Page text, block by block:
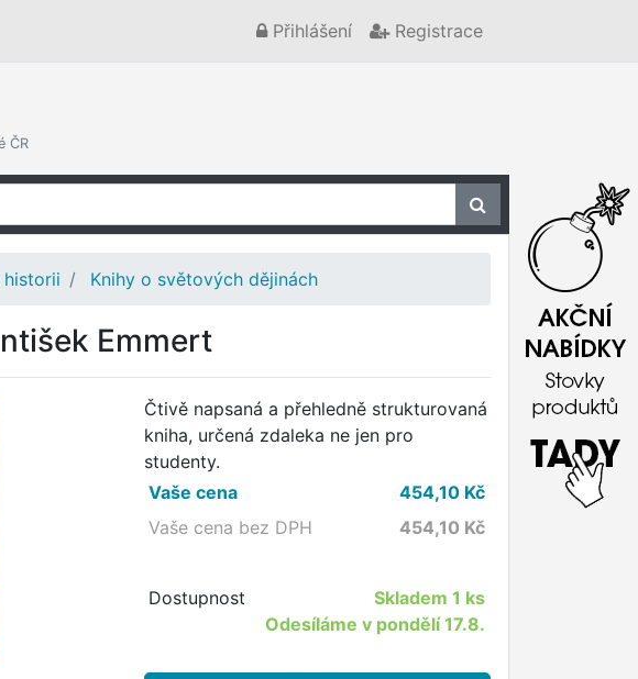
Přihlášení Registrace
ČR
historii Knihy o světových dějinách
Emmert
Čtivě napsaná a přehledně strukturovaná
kniha, určená zdaleka ne jen pro
studenty.
Vaše cena
454,10Kč
Vaše cena bez DPH
454,10 Kč
Dostupnost Skladem 1 ks
Odesíláme v pondělí 17.8.